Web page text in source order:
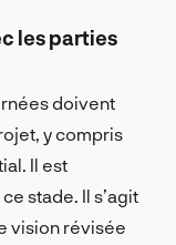
les parties
doivent
y compris
Il est
stade. Il s’agit
vision révisée